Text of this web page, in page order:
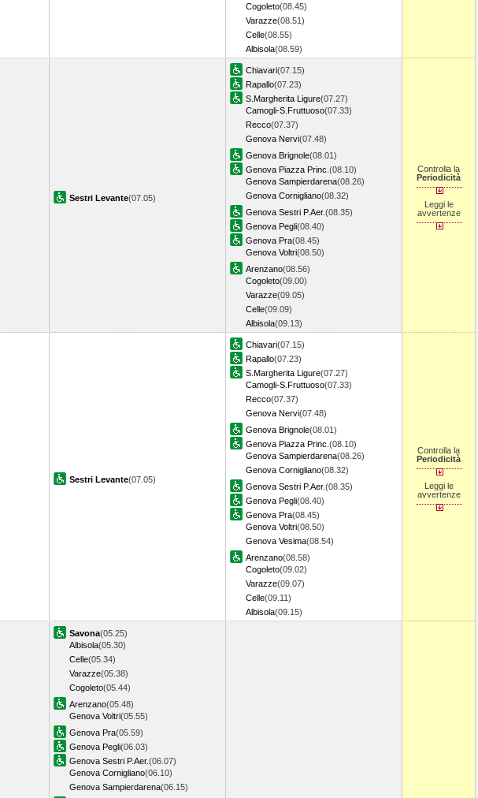
Cogoleto(08.45)
Varazze(08.51)
Celle(08.55)
Albisola(08.59)
Sestri Levante(07.05)
Chiavari(07.15)
Rapallo(07.23)
S.Margherita Ligure(07.27)
Camogli-S.Fruttuoso(07.33)
Recco(07.37)
Genova Nervi(07.48)
Genova Brignole(08.01)
Genova Piazza Princ. (08.10)
Genova Sampierdarena(08.26)
Genova Cornigliano(08.32)
Genova Sestri P.Aer.(08.35)
Genova Pegli(08.40)
Genova Pra(08.45)
Genova Voltri(08.50)
Arenzano(08.56)
Cogoleto(09.00)
Varazze(09.05)
Celle(09.09)
Albisola(09.13)
Controlla la
Periodicità
Leggi le
avvertenze
Sestri Levante(07.05)
Chiavari(07.15)
Rapallo(07.23)
S.Margherita Ligure(07.27)
Camogli-S.Fruttuoso(07.33)
Recco(07.37)
Genova Nervi(07.48)
Genova Brignole(08.01)
Genova Piazza Princ. (08.10)
Genova Sampierdarena(08.26)
Genova Cornigliano(08.32)
Genova Sestri P.Aer.(08.35)
Genova Pegli(08.40)
Genova Pra(08.45)
Genova Voltri(08.50)
Genova Vesima(08.54)
Arenzano(08.58)
Cogoleto(09.02)
Varazze(09.07)
Celle(09.11)
Albisola(09.15)
Controlla la
Periodicità
Leggi le
avvertenze
Savona(05.25)
Albisola(05.30)
Celle(05.34)
Varazze(05.38)
Cogoleto(05.44)
Arenzano(05.48)
Genova Voltri(05.55)
Genova Pra(05.59)
Genova Pegli(06.03)
Genova Sestri P.Aer.(06.07)
Genova Cornigliano(06.10)
Genova Sampierdarena(06.15)